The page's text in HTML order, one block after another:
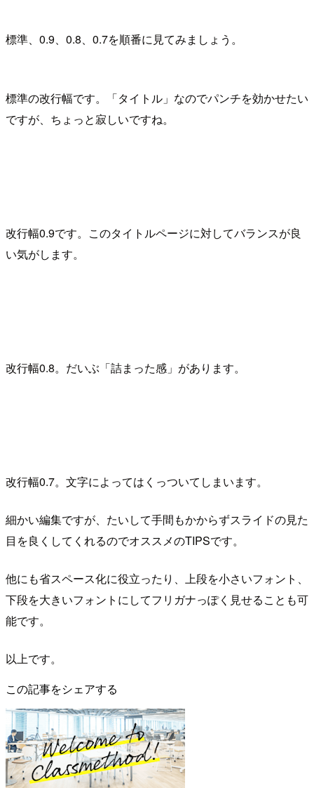
標準、0.9、0.8、0.7を順番に見てみましょう。
標準の改行幅です。「タイトル」なのでパンチを効かせたい
ですが、ちょっと寂しいですね。
改行幅0.9です。このタイトルページに対してバランスが良
い気がします。
改行幅0.8。だいぶ「詰まった感」があります。
改行幅0.7。文字によってはくっついてしまいます。
細かい編集ですが、たいして手間もかからずスライドの見た
目を良くしてくれるのでオススメのTIPSです。
他にも省スペース化に役立ったり、上段を小さいフォント、
下段を大きいフォントにしてフリガナっぽく見せることも可
能です。
以上です。
この記事をシェアする